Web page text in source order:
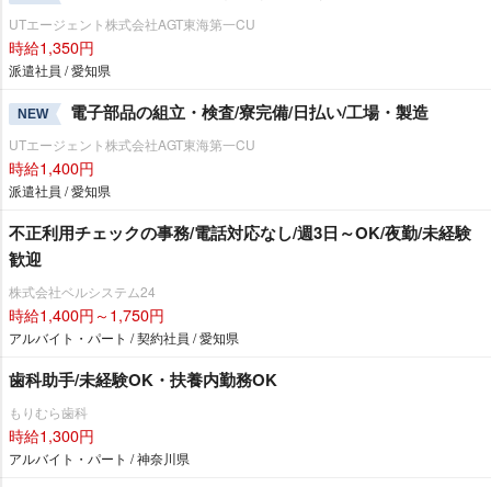
UTエージェント株式会社AGT東海第一CU
時給1,350円
派遣社員 / 愛知県
NEW 電子部品の組立・検査/寮完備/日払い/工場・製造
UTエージェント株式会社AGT東海第一CU
時給1,400円
派遣社員 / 愛知県
不正利用チェックの事務/電話対応なし/週3日～OK/夜勤/未経験
歓迎
株式会社ベルシステム24
時給1,400円～1,750円
アルバイト・パート / 契約社員 / 愛知県
歯科助手/未経験OK・扶養内勤務OK
もりむら歯科
時給1,300円
アルバイト・パート / 神奈川県